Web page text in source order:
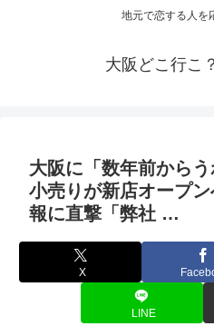
地元で恋する人を
大阪どこ行こ
大阪に「数年前から
小売りが新店オープ
報に直撃「弊社 …
X
LINE